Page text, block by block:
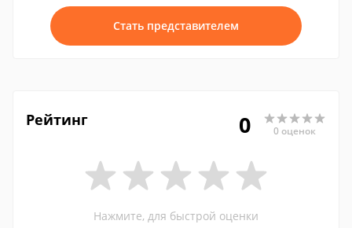
Стать представителем
Рейтинг 0 0 оценок
Нажмите, для быстрой оценки